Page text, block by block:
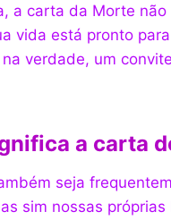
a carta da Morte
vida está pronto
verdade, um
a carta
seja
sim nossas